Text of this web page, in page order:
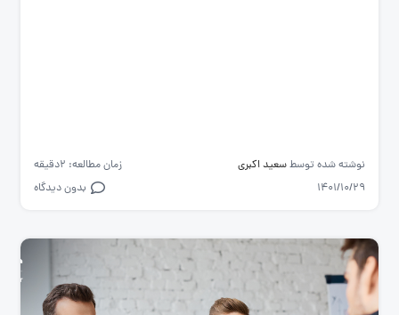
نوشته شده توسطسعید اکبری
زمان مطالعه: 2دقیقه
1401/10/29
بدون دیدگاه